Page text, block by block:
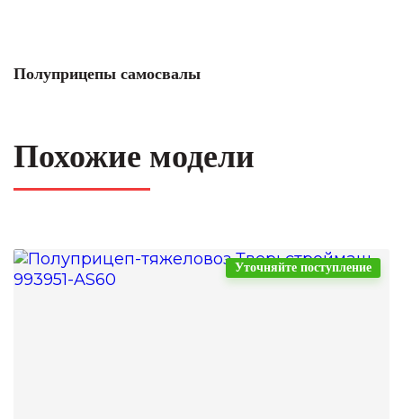
Полуприцепы самосвалы
Похожие модели
Уточняйте поступление